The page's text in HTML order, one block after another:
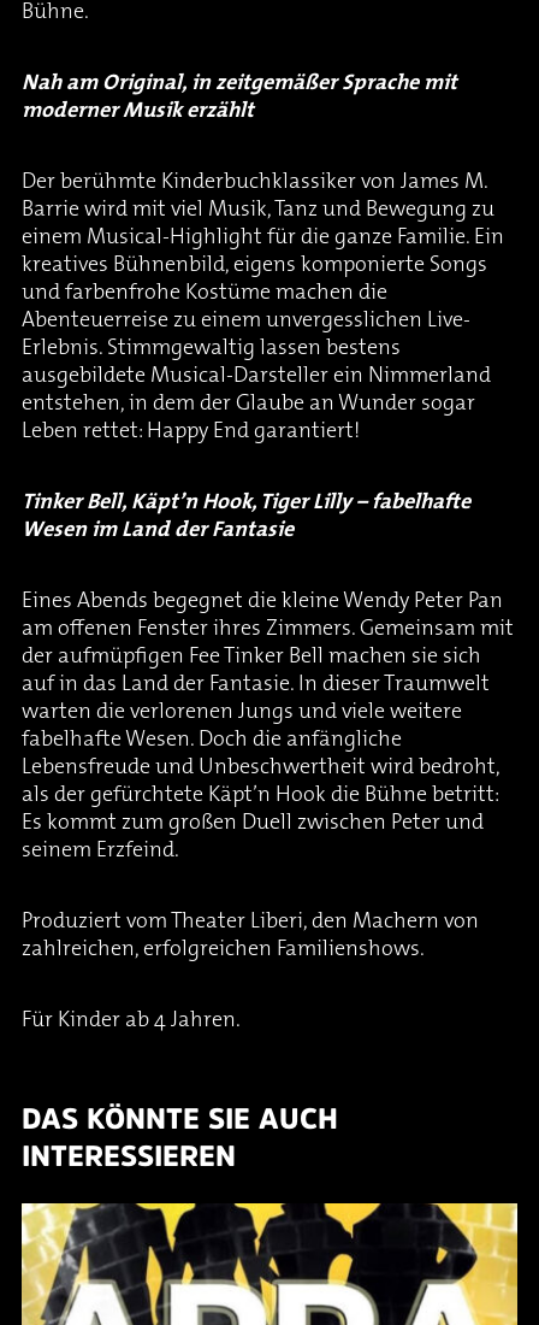
Bühne.
Nah am Original, in zeitgemäßer Sprache mit
moderner Musik erzählt
Der berühmte Kinderbuchklassiker von James M.
Barrie wird mit viel Musik, Tanz und Bewegung zu
einem Musical-Highlight für die ganze Familie. Ein
kreatives Bühnenbild, eigens komponierte Songs
und farbenfrohe Kostüme machen die
Abenteuerreise zu einem unvergesslichen Live-
Erlebnis. Stimmgewaltig lassen bestens
ausgebildete Musical-Darsteller ein Nimmerland
entstehen, in dem der Glaube an Wunder sogar
Leben rettet: Happy End garantiert!
Tinker Bell, Käpt’n Hook, Tiger Lilly – fabelhafte
Wesen im Land der Fantasie
Eines Abends begegnet die kleine Wendy Peter Pan
am offenen Fenster ihres Zimmers. Gemeinsam mit
der aufmüpfigen Fee Tinker Bell machen sie sich
auf in das Land der Fantasie. In dieser Traumwelt
warten die verlorenen Jungs und viele weitere
fabelhafte Wesen. Doch die anfängliche
Lebensfreude und Unbeschwertheit wird bedroht,
als der gefürchtete Käpt’n Hook die Bühne betritt:
Es kommt zum großen Duell zwischen Peter und
seinem Erzfeind.
Produziert vom Theater Liberi, den Machern von
zahlreichen, erfolgreichen Familienshows.
Für Kinder ab 4 Jahren.
DAS KÖNNTE SIE AUCH
INTERESSIEREN